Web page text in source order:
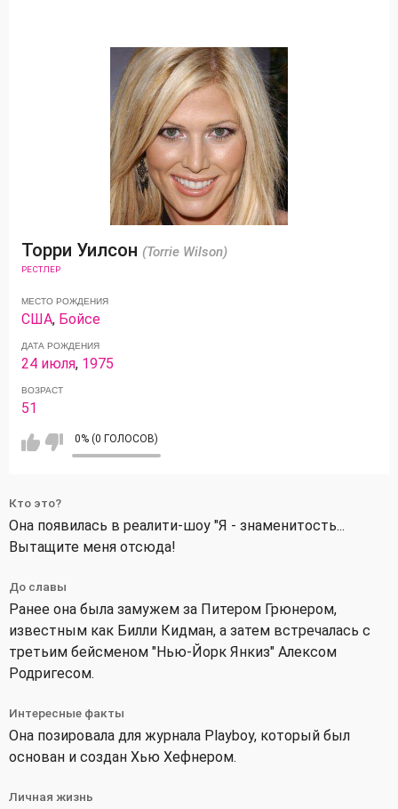
Торри Уилсон (Torrie Wilson)
РЕСТЛЕР
МЕСТО РОЖДЕНИЯ
США, Бойсе
ДАТА РОЖДЕНИЯ
24 июля, 1975
ВОЗРАСТ
51
0% (0 ГОЛОСОВ)
Кто это?
Она появилась в реалити-шоу "Я - знаменитость...
Вытащите меня отсюда!
До славы
Ранее она была замужем за Питером Грюнером,
известным как Билли Кидман, а затем встречалась с
третьим бейсменом "Нью-Йорк Янкиз" Алексом
Родригесом.
Интересные факты
Она позировала для журнала Playboy, который был
основан и создан Хью Хефнером.
Личная жизнь